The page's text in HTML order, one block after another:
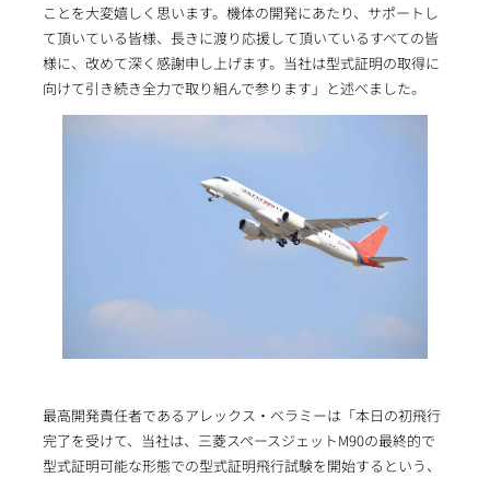
ことを大変嬉しく思います。機体の開発にあたり、サポートし
て頂いている皆様、長きに渡り応援して頂いているすべての皆
様に、改めて深く感謝申し上げます。当社は型式証明の取得に
向けて引き続き全力で取り組んで参ります」と述べました。
最高開発責任者であるアレックス・ベラミーは「本日の初飛行
完了を受けて、当社は、三菱スペースジェットM90の最終的で
型式証明可能な形態での型式証明飛行試験を開始するという、